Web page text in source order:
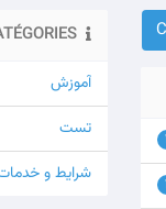
آموزش
تست
شرایط و